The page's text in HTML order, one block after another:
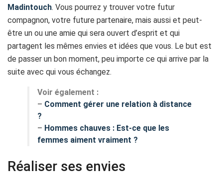
Madintouch. Vous pourrez y trouver votre futur
compagnon, votre future partenaire, mais aussi et peut-
être un ou une amie qui sera ouvert d’esprit et qui
partagent les mêmes envies et idées que vous. Le but est
de passer un bon moment, peu importe ce qui arrive par la
suite avec qui vous échangez.
Voir également :
– Comment gérer une relation à distance
?
– Hommes chauves : Est-ce que les
femmes aiment vraiment ?
Réaliser ses envies